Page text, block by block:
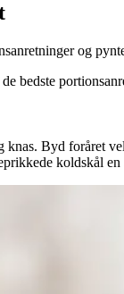
og
bedste
knas. Byd foråret
koldskål